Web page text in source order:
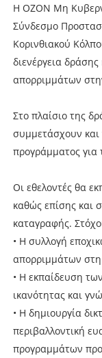
Η ΟΖΟΝ Μη
Σύνδεσμο
Κορινθιακού
διενέργεια
απορριμμάτων
Στο πλαίσιο της
συμμετάσχουν και
προγράμματος για
Οι εθελοντές θα
καθώς επίσης και
καταγραφής.
• Η συλλογή
απορριμμάτων στη
• Η εκπαίδευση
ικανότητας και
• Η δημιουργία
περιβαλλοντική
προγραμμάτων